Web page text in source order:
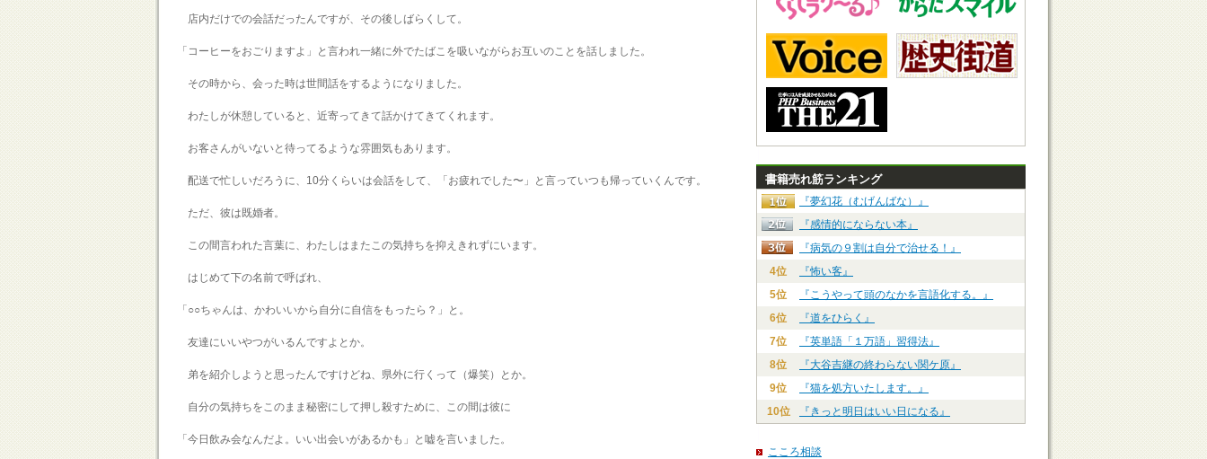
店内だけでの会話だったんですが、その後しばらくして。
「コーヒーをおごりますよ」と言われ一緒に外でたばこを吸いながらお互いのことを話しました。
その時から、会った時は世間話をするようになりました。
わたしが休憩していると、近寄ってきて話かけてきてくれます。
お客さんがいないと待ってるような雰囲気もあります。
配送で忙しいだろうに、10分くらいは会話をして、「お疲れでした〜」と言っていつも帰っていくんです。
ただ、彼は既婚者。
この間言われた言葉に、わたしはまたこの気持ちを抑えきれずにいます。
はじめて下の名前で呼ばれ、
「○○ちゃんは、かわいいから自分に自信をもったら？」と。
友達にいいやつがいるんですよとか。
弟を紹介しようと思ったんですけどね、県外に行くって（爆笑）とか。
自分の気持ちをこのまま秘密にして押し殺すために、この間は彼に
「今日飲み会なんだよ。いい出会いがあるかも」と嘘を言いました。
書籍売れ筋ランキング
『夢幻花（むげんばな）』
『感情的にならない本』
『病気の９割は自分で治せる！』
4位
『怖い客』
5位
『こうやって頭のなかを言語化する。』
6位
『道をひらく』
7位
『英単語「１万語」習得法』
8位
『大谷吉継の終わらない関ケ原』
9位
『猫を処方いたします。』
10位
『きっと明日はいい日になる』
こころ相談